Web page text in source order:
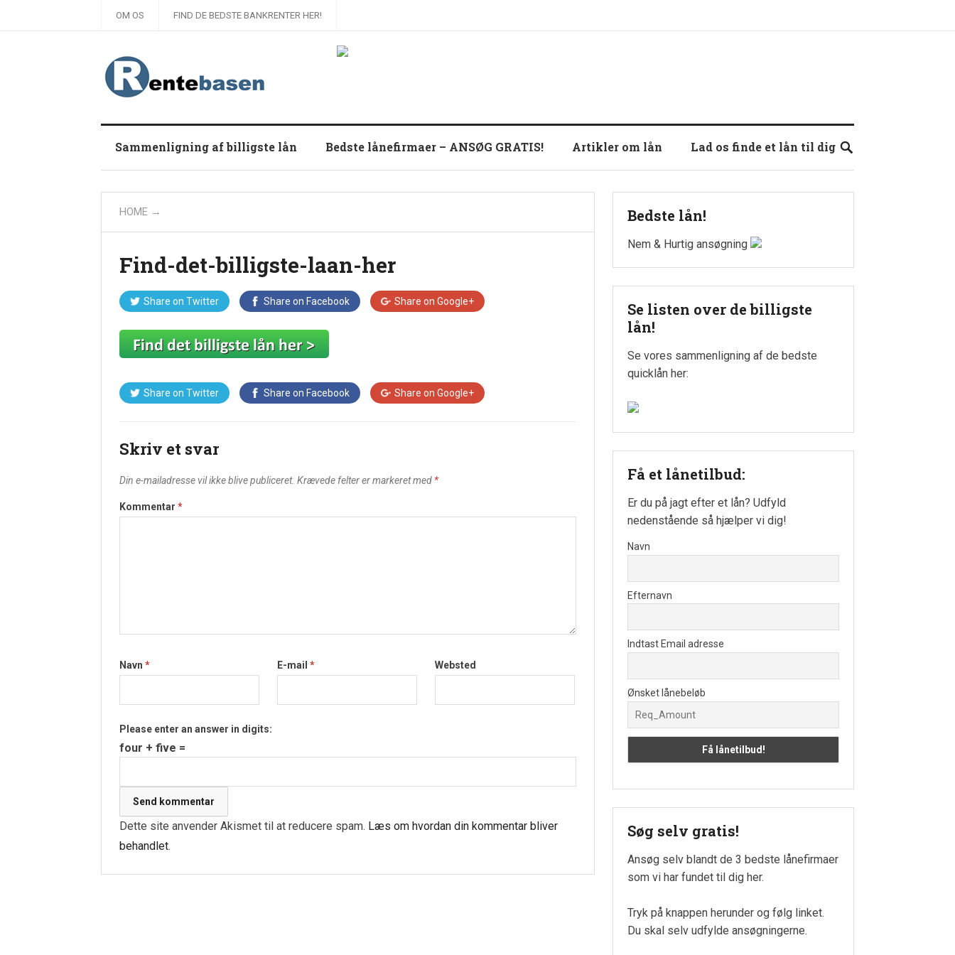
OM OS FIND DE BEDSTE BANKRENTER HER!
Sammenligning af billigste lån Bedste lånefirmaer – ANSØG GRATIS! Artikler om lån Lad os finde et lån til dig
HOME →
Find-det-billigste-laan-her
Share on Twitter Share on Facebook Share on Google+
Share on Twitter Share on Facebook Share on Google+
Skriv et svar
Din e-mailadresse vil ikke blive publiceret. Krævede felter er markeret med *
Kommentar *
Navn * E-mail * Websted
Please enter an answer in digits:
four + five =
Dette site anvender Akismet til at reducere spam. Læs om hvordan din kommentar bliver
behandlet.
Bedste lån!
Nem & Hurtig ansøgning
Se listen over de billigste
lån!
Se vores sammenligning af de bedste
quicklån her:
Få et lånetilbud:
Er du på jagt efter et lån? Udfyld
nedenstående så hjælper vi dig!
Navn
Efternavn
Indtast Email adresse
Ønsket lånebeløb
Søg selv gratis!
Ansøg selv blandt de 3 bedste lånefirmaer
som vi har fundet til dig her.
Tryk på knappen herunder og følg linket.
Du skal selv udfylde ansøgningerne.